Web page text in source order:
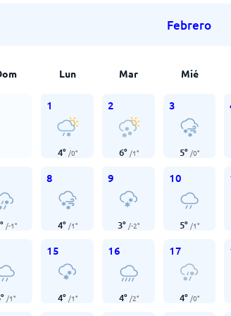
Febrero
Lun Mar Mié
1
4° /0°
2
6° /1°
3
5° /0°
° /-1°
8
4° /1°
9
3° /-2°
10
5° /1°
° /1°
15
4° /1°
16
4° /2°
17
4° /0°